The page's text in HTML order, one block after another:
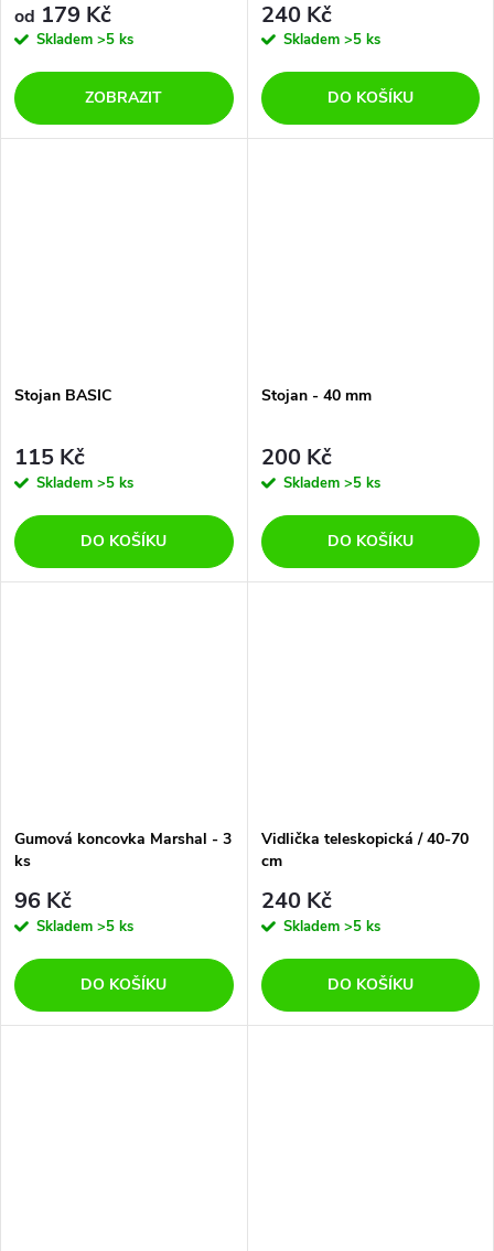
od 179 Kč
Skladem >5 ks
ZOBRAZIT
240 Kč
Skladem >5 ks
DO KOŠÍKU
Stojan BASIC
115 Kč
Skladem >5 ks
DO KOŠÍKU
Stojan - 40 mm
200 Kč
Skladem >5 ks
DO KOŠÍKU
Gumová koncovka Marshal - 3
ks
96 Kč
Skladem >5 ks
DO KOŠÍKU
Vidlička teleskopická / 40-70
cm
240 Kč
Skladem >5 ks
DO KOŠÍKU